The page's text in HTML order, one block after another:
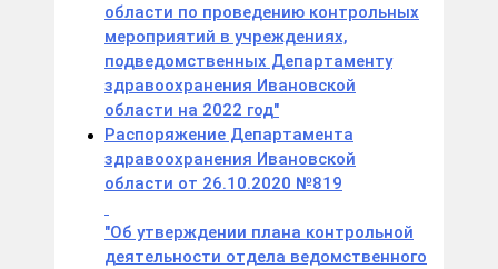
области по проведению контрольных
мероприятий в учреждениях,
подведомственных Департаменту
здравоохранения Ивановской
области на 2022 год"
Распоряжение Департамента
здравоохранения Ивановской
области от 26.10.2020 №819
"Об утверждении плана контрольной
деятельности отдела ведомственного